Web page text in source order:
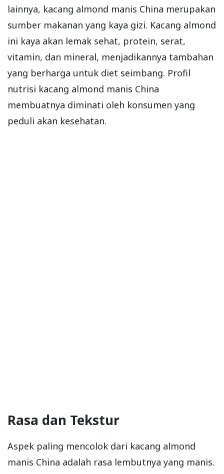
lainnya, kacang almond manis China merupakan
sumber makanan yang kaya gizi. Kacang almond
ini kaya akan lemak sehat, protein, serat,
vitamin, dan mineral, menjadikannya tambahan
yang berharga untuk diet seimbang. Profil
nutrisi kacang almond manis China
membuatnya diminati oleh konsumen yang
peduli akan kesehatan.
Rasa dan Tekstur
Aspek paling mencolok dari kacang almond
manis China adalah rasa lembutnya yang manis.